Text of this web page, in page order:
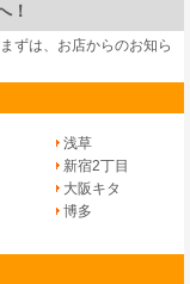
！
ずは、 お店からのお知ら
浅草
新宿2丁目
大阪キタ
博多